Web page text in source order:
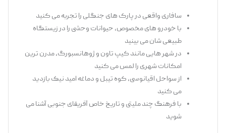
سافاری واقعی در پارک ‌های جنگلی را تجربه می ‌کنید
با خودرو های مخصوص، حیوانات وحشی را در زیستگاه
طبیعی‌ شان می ‌بینید
در شهر هایی مانند کیپ ‌تاون و ژوهانسبورگ، مدرن ‌ترین
امکانات شهری را لمس می ‌کنید
از سواحل اقیانوسی، کوه تیبل و دماغه امید نیک بازدید
می‌ کنید
با فرهنگ چند ملیتی و تاریخ خاص آفریقای جنوبی آشنا می